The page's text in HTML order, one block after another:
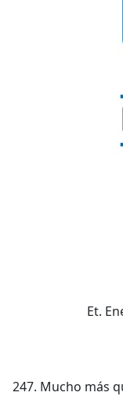
Et.
247. Mucho más